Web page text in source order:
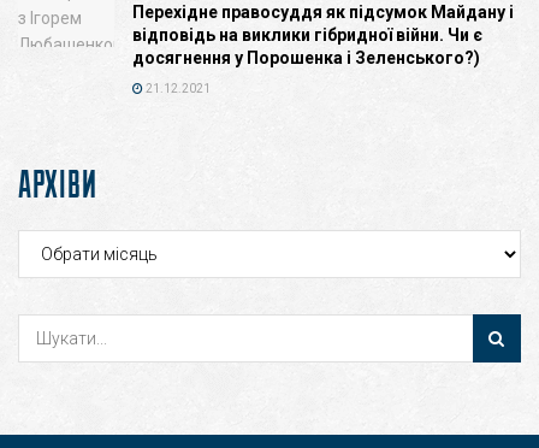
Перехідне правосуддя як підсумок Майдану і
відповідь на виклики гібридної війни. Чи є
досягнення у Порошенка і Зеленського?)
21.12.2021
АРХІВИ
Архіви